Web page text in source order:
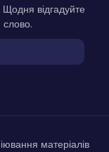
відгадуйте
матеріалів